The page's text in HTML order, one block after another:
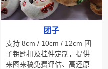
团子
支持 8cm / 10cm / 12cm 团
子钥匙扣及挂件定制，提供
来图来稿免费评估、高还原